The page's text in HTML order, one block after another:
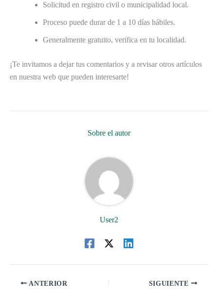
Solicitud en registro civil o municipalidad local.
Proceso puede durar de 1 a 10 días hábiles.
Generalmente gratuito, verifica en tu localidad.
¡Te invitamos a dejar tus comentarios y a revisar otros artículos
en nuestra web que pueden interesarte!
Sobre el autor
User2
ANTERIOR SIGUIENTE